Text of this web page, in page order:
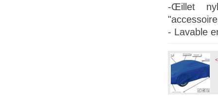
-Œillet
- Lavable